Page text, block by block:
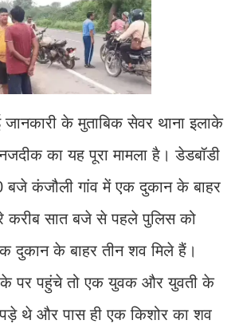
के मुताबिक सेवर थाना इलाके
का यह पूरा मामला है। डेडबॉडी
बजे कंजौली गांव में एक दुकान के बाहर
करीब सात बजे से पहले पुलिस को
दुकान के बाहर तीन शव मिले हैं।
पर पहुंचे तो एक युवक और युवती के
थे और पास ही एक किशोर का शव